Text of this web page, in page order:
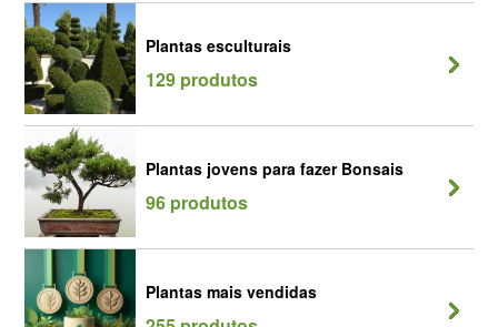
Plantas esculturais
129 produtos
Plantas jovens para fazer Bonsais
96 produtos
Plantas mais vendidas